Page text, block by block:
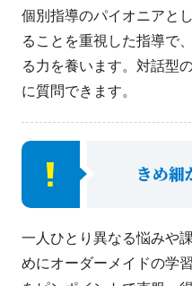
個別指導のパイオニアと
ることを重視した指導で
る力を養います。対話型
に質問できます。
きめ細
一人ひとり異なる悩みや
めにオーダーメイドの学